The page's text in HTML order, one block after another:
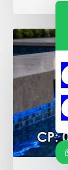
Kualitas
Material
Mosaic
Kolam